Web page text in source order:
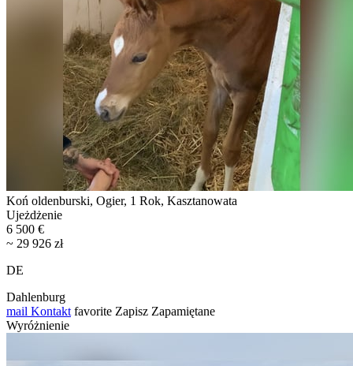
Koń oldenburski, Ogier, 1 Rok, Kasztanowata
Ujeżdżenie
6 500 €
~ 29 926 zł
DE
Dahlenburg
mail Kontakt favorite Zapisz Zapamiętane
Wyróżnienie